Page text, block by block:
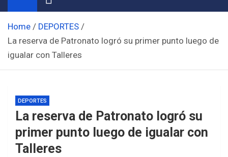
Home
DEPORTES
La reserva de Patronato logró su primer punto luego de
igualar con Talleres
DEPORTES
La reserva de Patronato logró su
primer punto luego de igualar con
Talleres